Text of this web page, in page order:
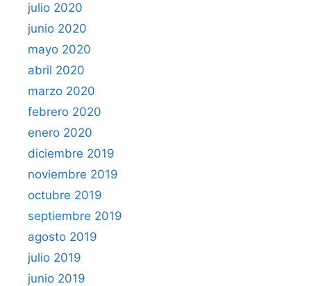
julio 2020
junio 2020
mayo 2020
abril 2020
marzo 2020
febrero 2020
enero 2020
diciembre 2019
noviembre 2019
octubre 2019
septiembre 2019
agosto 2019
julio 2019
junio 2019